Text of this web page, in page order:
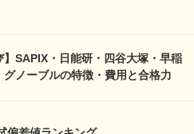
】SAPIX・日能研・四谷大塚・早稲
ノーブルの特徴・費用と合格力